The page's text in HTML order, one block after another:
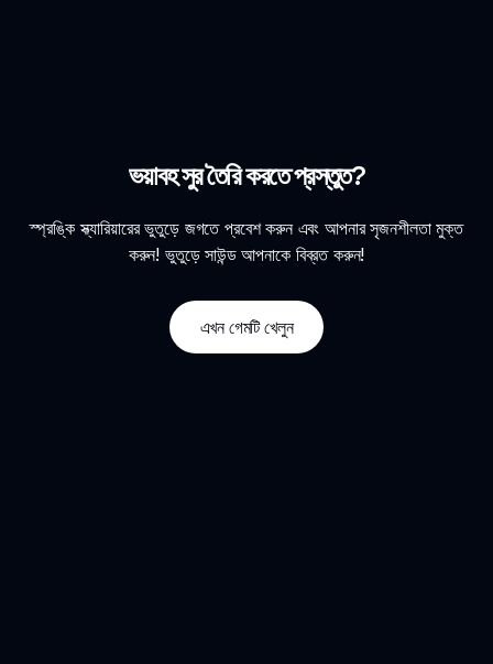
ভয়াবহ সুর তৈরি করতে প্রস্তুত?
স্প্রঙ্কি স্ক্যারিয়ারের ভুতুড়ে জগতে প্রবেশ করুন এবং আপনার সৃজনশীলতা মুক্ত
করুন! ভুতুড়ে সাউন্ড আপনাকে বিব্রত করুন!
এখন গেমটি খেলুন